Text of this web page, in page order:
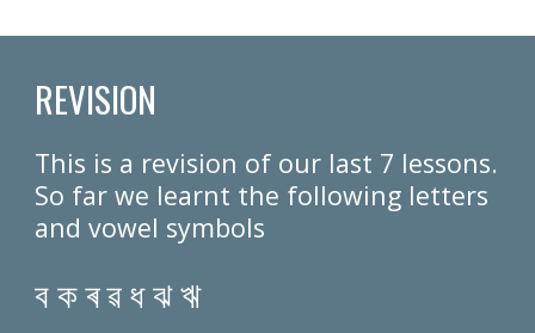
REVISION
This is a revision of our last 7 lessons.
So far we learnt the following letters
and vowel symbols
ব ক ৰ ৱ ধ ঝ ঋ